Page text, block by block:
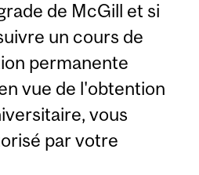
de McGill et si
un cours de
permanente
vue de l'obtention
vous
par votre